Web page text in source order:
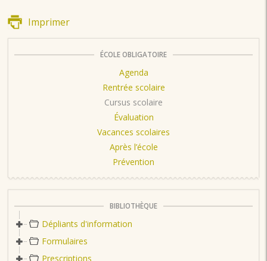
Imprimer
ÉCOLE OBLIGATOIRE
Agenda
Rentrée scolaire
Cursus scolaire
Évaluation
Vacances scolaires
Après l’école
Prévention
BIBLIOTHÈQUE
Dépliants d'information
Formulaires
Prescriptions